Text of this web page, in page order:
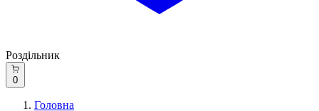
Роздільник
0
Головна